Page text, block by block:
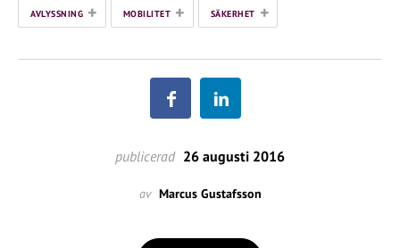
AVLYSSNING + MOBILITET + SÄKERHET +
publicerad 26 augusti 2016
av Marcus Gustafsson